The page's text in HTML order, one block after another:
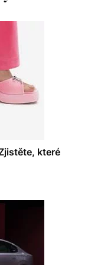
které